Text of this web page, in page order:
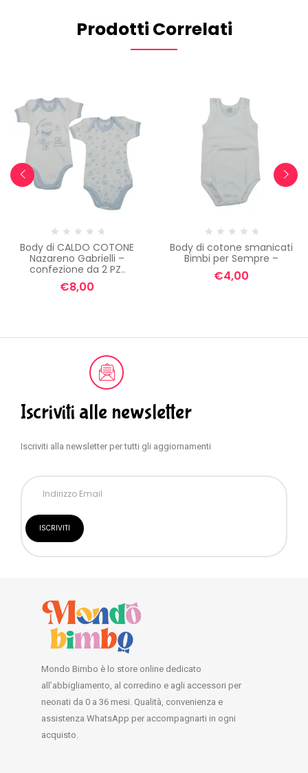
Prodotti Correlati
Body di CALDO COTONE
Nazareno Gabrielli –
confezione da 2 PZ..
€8,00
Body di cotone smanicati
Bimbi per Sempre –
€4,00
Iscriviti alle newsletter
Iscriviti alla newsletter per tutti gli aggiornamenti
Mondo Bimbo è lo store online dedicato
all’abbigliamento, al corredino e agli accessori per
neonati da 0 a 36 mesi. Qualità, convenienza e
assistenza WhatsApp per accompagnarti in ogni
acquisto.
Iscriviti per ricevere il tuo sconto.
NO, GRAZIE